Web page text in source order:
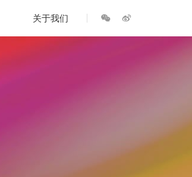
넲
关于我们 너 넇